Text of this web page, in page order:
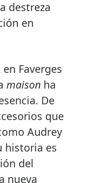
destreza
en
Faverges
maison ha
De
que
Audrey
historia es
del
nueva